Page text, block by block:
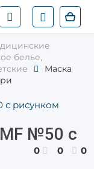
белье,
Маска
МF №50 с
0 0 0